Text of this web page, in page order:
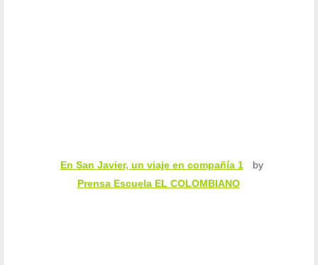
En San Javier, un viaje en compañía 1
by
Prensa Escuela EL COLOMBIANO